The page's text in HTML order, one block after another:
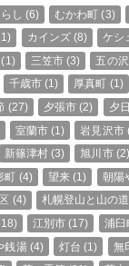
し (6) むかわ町 (3)
カインズ(8) ケシ
(1) 三笠市 (3) 五の沢
千歳市(1) 厚真町 (1)
(27) 夕張市 (2) 夕日
室蘭市(1) 岩見沢市
新篠津村(3) 旭川市(2)
町 (4) 望来 (1) 朝陽
(4) 札幌登山と山の
江別市 (17) 浦臼
銭湯(4) 灯台 (1) 無